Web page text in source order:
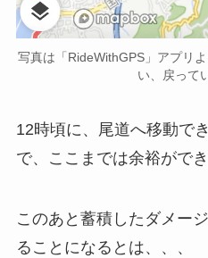
写真は「RideWithGPS」アプリ
い、戻って
12時頃に、尾道へ移動で
で、ここまでは余裕ができ
このあと蓄積したダメー
ることになるとは、、、